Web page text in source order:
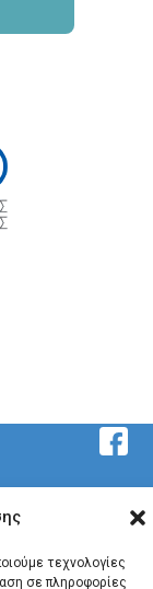
τεχνολογίες
σε πληροφορίες